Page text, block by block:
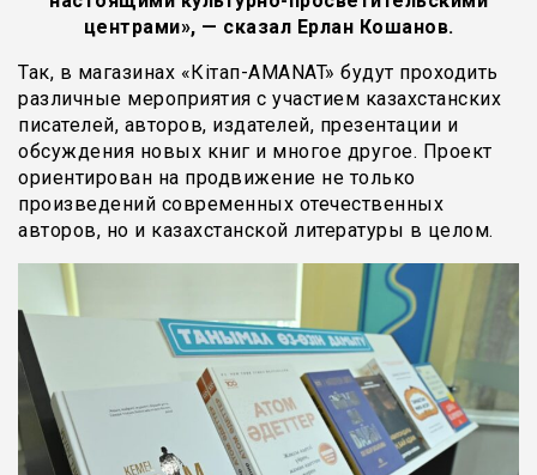
центрами», — сказал Ерлан Кошанов.
Так, в магазинах «Кітап-AMANAT» будут проходить
различные мероприятия с участием казахстанских
писателей, авторов, издателей, презентации и
обсуждения новых книг и многое другое. Проект
ориентирован на продвижение не только
произведений современных отечественных
авторов, но и казахстанской литературы в целом.